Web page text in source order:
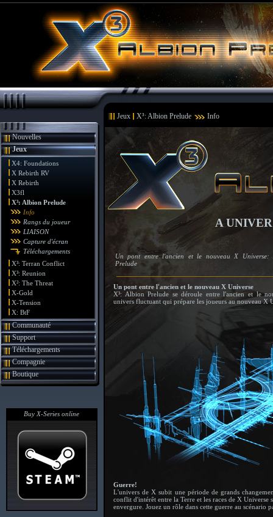
Jeux X³: Albion Prelude Info
Nouvelles
Jeux
X4: Foundations
X Rebirth RV
X Rebirth
X3fl
X³: Albion Prelude
Info
Rangs du joueur
LIAISON
Capture d'écran
Téléchargements
X³: Terran Conflict
X³: Reunion
X²: The Threat
X-Gold
X-Tension
X: BtF
Communauté
Support
Téléchargements
Compagnie
Boutique
Buy X-Series online
A
Un pont entre l'ancien et le nouveau X Universe:
Prelude
Un pont entre l'ancien et le nouveau X Universe
X³: Albion Prelude se déroule entre l'ancien et le
univers fluctuant qui prépare les joueurs au nouveau X
Guerre!
L'univers de X subit une période de grands
conflit d'intérêt entre la Terre et les races de X Universe
envergure. Jouez un rôle dans cette guerre au scénario